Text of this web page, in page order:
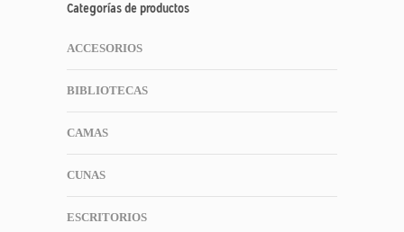
Categorías de productos
ACCESORIOS
BIBLIOTECAS
CAMAS
CUNAS
ESCRITORIOS